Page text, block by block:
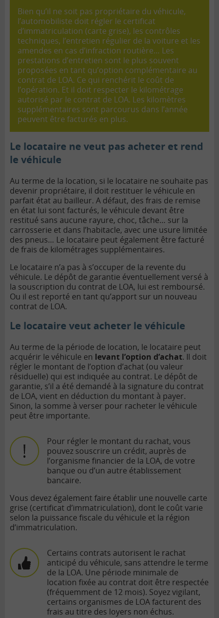
Bien qu’il ne soit pas propriétaire du véhicule,
l’automobiliste doit régler le certificat
d’immatriculation (carte grise), les contrôles
techniques, l’entretien régulier de la voiture et les
amendes en cas d’infraction routière… Les
prestations d’entretien sont le plus souvent
proposées en tant qu’option complémentaire au
contrat de LOA. Ce qui renchérit le coût de
l’opération. Et il doit respecter le kilométrage
autorisé par le contrat de LOA. Les kilomètres
supplémentaires sont parcourus dans l’année
peuvent être facturés en plus.
Le locataire ne veut pas acheter et rend
le véhicule
Au terme de la location, si le locataire ne souhaite pas
devenir propriétaire, il doit restituer le véhicule en
parfait état au bailleur. A défaut, des frais de remise
en état lui sont facturés, le véhicule devant être
restitué sans aucune rayure, choc, tâche… sur la
carrosserie et dans l’habitacle, avec une usure limitée
des pneus… Le locataire peut également être facturé
de frais de kilométrages supplémentaires.
Le locataire n’a pas à s’occuper de la revente du
véhicule. Le dépôt de garantie éventuellement versé à
la souscription du contrat de LOA, lui est remboursé.
Ou il est reporté en tant qu’apport sur un nouveau
contrat de LOA.
Le locataire veut acheter le véhicule
Au terme de la période de location, le locataire peut
acquérir le véhicule en levant l’option d’achat. Il doit
régler le montant de l’option d’achat (ou valeur
résiduelle) qui est indiquée au contrat. Le dépôt de
garantie, s’il a été demandé à la signature du contrat
de LOA, vient en déduction du montant à payer.
Sinon, la somme à verser pour racheter le véhicule
peut être importante.
Pour régler le montant du rachat, vous
pouvez souscrire un crédit, auprès de
l’organisme financier de la LOA, de votre
banque ou d’un autre établissement
bancaire.
Vous devez également faire établir une nouvelle carte
grise (certificat d’immatriculation), dont le coût varie
selon la puissance fiscale du véhicule et la région
d’immatriculation.
Certains contrats autorisent le rachat
anticipé du véhicule, sans attendre le terme
de la LOA. Une période minimale de
location fixée au contrat doit être respectée
(fréquemment de 12 mois). Soyez vigilant,
certains organismes de LOA facturent des
frais au titre des loyers non échus.